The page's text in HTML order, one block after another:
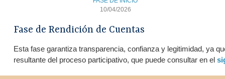
10/04/2026
Fase de Rendición de Cuentas
Esta fase garantiza transparencia, confianza y legitimidad, ya
resultante del proceso participativo, que puede consultar en el